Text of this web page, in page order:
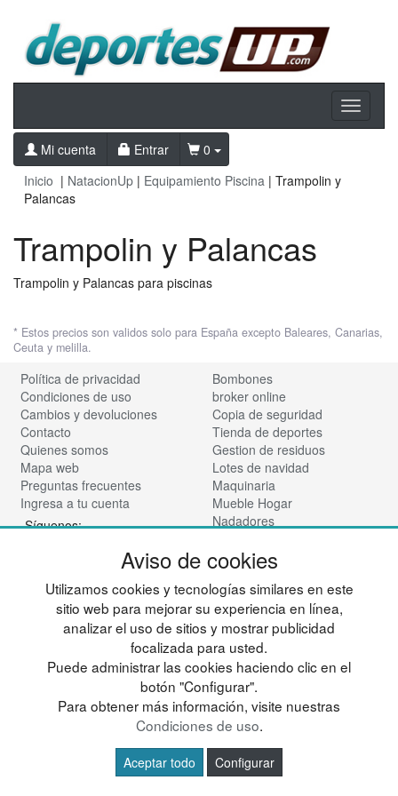
Toggle
Mi cuenta
Entrar
0
Inicio | NatacionUp | Equipamiento Piscina | Trampolin y
Palancas
Trampolin y Palancas
Trampolin y Palancas para piscinas
* Estos precios son validos solo para España excepto Baleares, Canarias,
Ceuta y melilla.
Política de privacidad
Condiciones de uso
Cambios y devoluciones
Contacto
Quienes somos
Mapa web
Preguntas frecuentes
Ingresa a tu cuenta
Síguenos:
Bombones
broker online
Copia de seguridad
Tienda de deportes
Gestion de residuos
Lotes de navidad
Maquinaria
Mueble Hogar
Nadadores
Para almacen
Tienda de cosmética
© deportesup.com - Todos los derechos reservados
Aviso de cookies
Utilizamos cookies y tecnologías similares en este
sitio web para mejorar su experiencia en línea,
analizar el uso de sitios y mostrar publicidad
focalizada para usted.
Puede administrar las cookies haciendo clic en el
botón "Configurar".
Para obtener más información, visite nuestras
Condiciones de uso.
Aceptar todo Configurar